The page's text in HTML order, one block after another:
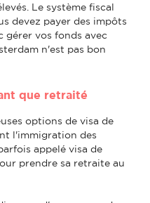
Le système fiscal
devez payer des impôts
gérer vos fonds avec
n'est pas bon
que retraité
options de visa de
l'immigration des
appelé visa de
prendre sa retraite au